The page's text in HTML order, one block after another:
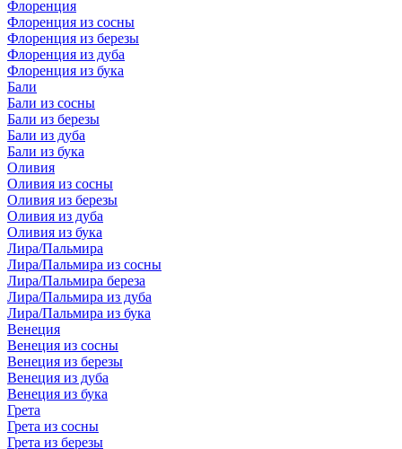
Флоренция
Флоренция из сосны
Флоренция из березы
Флоренция из дуба
Флоренция из бука
Бали
Бали из сосны
Бали из березы
Бали из дуба
Бали из бука
Оливия
Оливия из сосны
Оливия из березы
Оливия из дуба
Оливия из бука
Лира/Пальмира
Лира/Пальмира из сосны
Лира/Пальмира береза
Лира/Пальмира из дуба
Лира/Пальмира из бука
Венеция
Венеция из сосны
Венеция из березы
Венеция из дуба
Венеция из бука
Грета
Грета из сосны
Грета из березы